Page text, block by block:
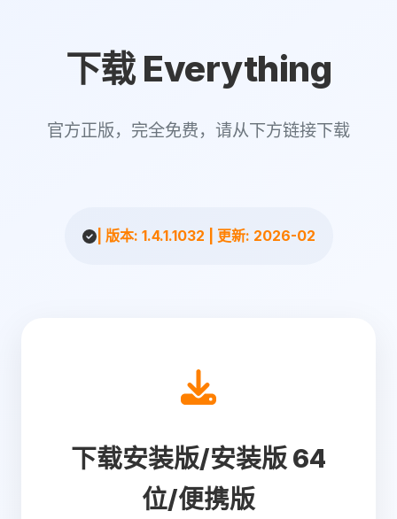
下载 Everything
官方正版，完全免费，请从下方链接下载
| 版本: 1.4.1.1032 | 更新: 2026-02
下载安装版/安装版 64
位/便携版